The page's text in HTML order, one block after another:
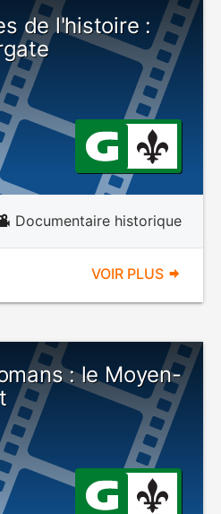
de l'histoire :
Documentaire historique
VOIR PLUS
: le Moyen-